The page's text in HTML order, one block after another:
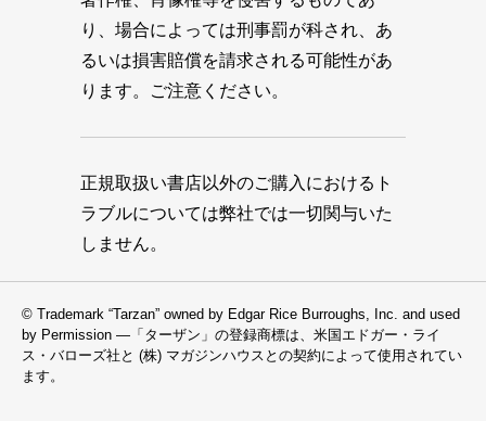
り、場合によっては刑事罰が科され、あ
るいは損害賠償を請求される可能性があ
ります。ご注意ください。
正規取扱い書店以外のご購入におけるト
ラブルについては弊社では一切関与いた
しません。
© Trademark “Tarzan” owned by Edgar Rice Burroughs, Inc. and used
by Permission —「ターザン」の登録商標は、米国エドガー・ライ
ス・バローズ社と (株) マガジンハウスとの契約によって使用されてい
ます。